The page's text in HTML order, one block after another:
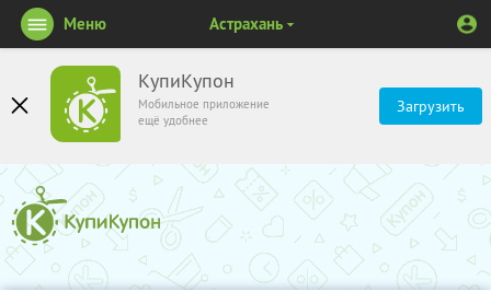
КупиКупон
Мобильное приложение
ещё удобнее
Загрузить
Меню Астрахань